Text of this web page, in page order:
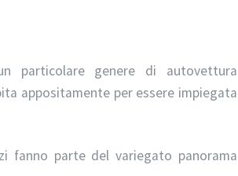
particolare genere di autovettura
appositamente per essere impiegata
fanno parte del variegato panorama